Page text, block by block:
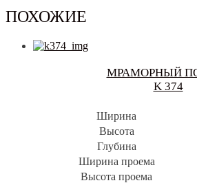
ПОХОЖИЕ
МРАМОРНЫЙ
K 374
Ширина
Высота
Глубина
Ширина проема
Высота проема